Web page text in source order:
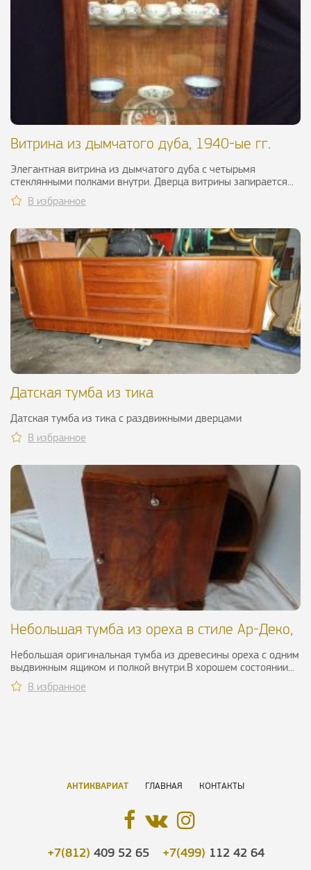
Витрина из дымчатого дуба, 1940-ые гг.
Элегантная витрина из дымчатого дуба с четырьмя
стеклянными полками внутри. Дверца витрины запирается...
В избранное
Датская тумба из тика
Датская тумба из тика с раздвижными дверцами
В избранное
Небольшая тумба из ореха в стиле Ар-Деко,
Небольшая оригинальная тумба из древесины ореха с одним
выдвижным ящиком и полкой внутри.В хорошем состоянии...
В избранное
АНТИКВАРИАТ ГЛАВНАЯ КОНТАКТЫ
+7(812) 409 52 65 +7(499) 112 42 64